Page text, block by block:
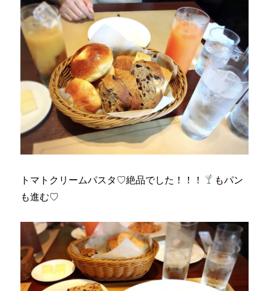
トマトクリームパスタ♡絶品でした！！！
もパン
も進む♡